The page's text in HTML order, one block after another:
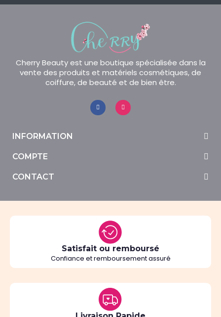
Cherry Beauty est une boutique spécialisée dans la
vente des produits et matériels cosmétiques, de
coiffure, de beauté et de bien être.
INFORMATION
COMPTE
CONTACT
Satisfait ou remboursé
Confiance et remboursement assuré